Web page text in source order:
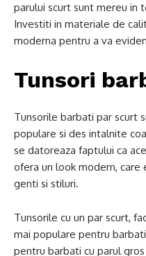
parului scurt sunt mereu in
Investiti in materiale de
moderna pentru a va
Tunsori
Tunsorile barbati par scurt
populare si des intalnite
se datoreaza faptului ca
ofera un look modern,
genti si stiluri.
Tunsorile cu un par scurt,
mai populare pentru
pentru barbati cu parul